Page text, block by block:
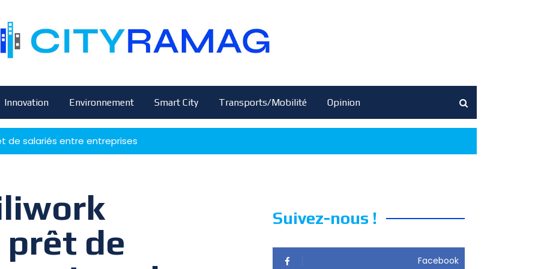
Innovation Environnement Smart City Transports/Mobilité Opinion
de salariés entre entreprises
prêt de
Suivez-nous !
Facebook